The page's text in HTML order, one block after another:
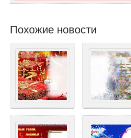
Похожие новости